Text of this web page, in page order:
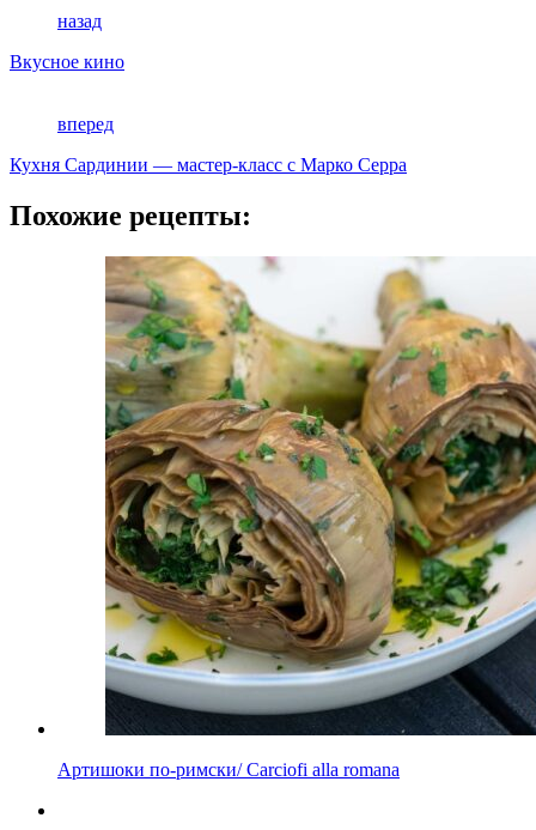
назад
Вкусное кино
вперед
Кухня Сардинии — мастер-класс с Марко Серра
Похожие рецепты:
Артишоки по-римски/ Carciofi alla romana